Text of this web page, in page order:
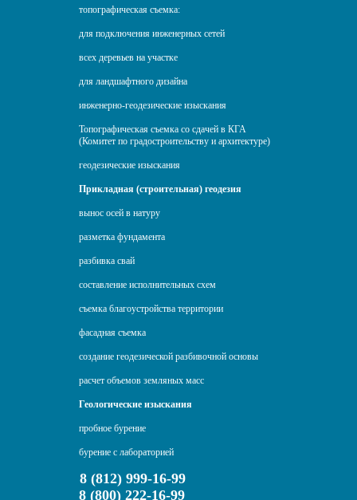
топографическая съемка:
для подключения инженерных сетей
всех деревьев на участке
для ландшафтного дизайна
инженерно-геодезические изыскания
Топографическая съемка со сдачей в КГА
(Комитет по градостроительству и архитектуре)
геодезические изыскания
Прикладная (строительная) геодезия
вынос осей в натуру
разметка фундамента
разбивка свай
составление исполнительных схем
съемка благоустройства территории
фасадная съемка
создание геодезической разбивочной основы
расчет объемов земляных масс
Геологические изыскания
пробное бурение
бурение с лабораторией
8 (812) 999-16-99
8 (800) 222-16-99